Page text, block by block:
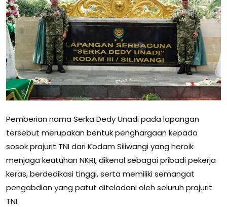
Pemberian nama Serka Dedy Unadi pada lapangan
tersebut merupakan bentuk penghargaan kepada
sosok prajurit TNI dari Kodam Siliwangi yang heroik
menjaga keutuhan NKRI, dikenal sebagai pribadi pekerja
keras, berdedikasi tinggi, serta memiliki semangat
pengabdian yang patut diteladani oleh seluruh prajurit
TNI.